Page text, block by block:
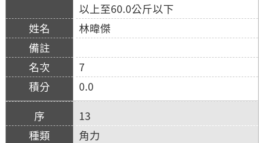
以上至60.0公斤以下
林暐傑
7
0.0
13
角力